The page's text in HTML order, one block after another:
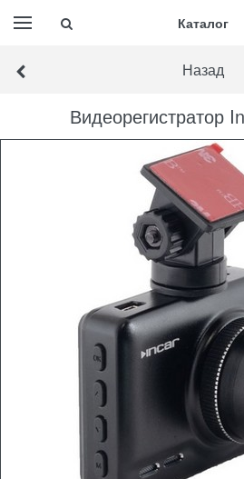
Каталог
Назад
Видеорегистратор